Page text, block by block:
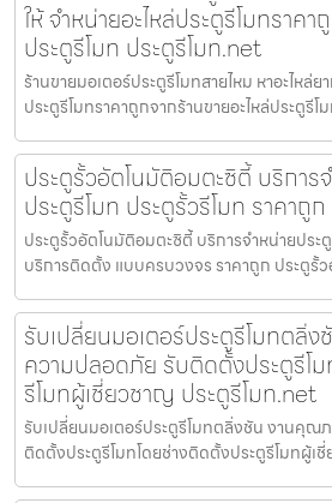
ให้ จำหน่ายอะไหล่ประตูรีโมทราคา
ประตูรีโมท ประตูรีโมท.net
ร้านขายมอเตอร์ประตูรีโมทสายไหม หาอะไหล่ย
ประตูรีโมทราคาถูกจากร้านขายอะไหล่ประตูรีโ
ประตูรั้วอัตโนมัติอมตะซิตี้ บริการ
ประตูรีโมท ประตูรั้วรีโมท ราคาถูก
ประตูรั้วอัตโนมัติอมตะซิตี้ บริการจำหน่ายประ
บริการติดตั้ง แบบครบวงจร ราคาถูก ประตูรั้
รับเปลี่ยนมอเตอร์ประตูรีโมทตลิ่
ความปลอดภัย รับติดตั้งประตูรีโ
รีโมทผู้เชี่ยวชาญ ประตูรีโมท.net
รับเปลี่ยนมอเตอร์ประตูรีโมทตลิ่งชัน งานคุณ
ติดตั้งประตูรีโมทโดยช่างติดตั้งประตูรีโมทผู้เ